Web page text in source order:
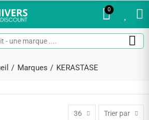
0
Marques KERASTASE
36 Trier par